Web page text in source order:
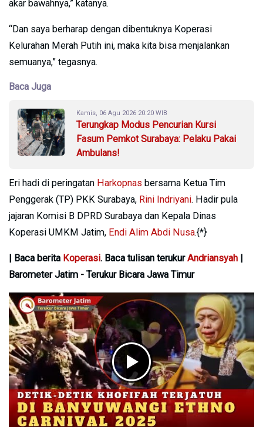
akar bawahnya,” katanya.
“Dan saya berharap dengan dibentuknya Koperasi
Kelurahan Merah Putih ini, maka kita bisa menjalankan
semuanya,” tegasnya.
Baca Juga
Kamis, 06 Agu 2026 20:20 WIB
Terungkap Modus Pencurian Kursi
Fasum Pemkot Surabaya: Pelaku Pakai
Ambulans!
Eri hadi di peringatan Harkopnas bersama Ketua Tim
Penggerak (TP) PKK Surabaya, Rini Indriyani. Hadir pula
jajaran Komisi B DPRD Surabaya dan Kepala Dinas
Koperasi UMKM Jatim, Endi Alim Abdi Nusa.{*}
| Baca berita Koperasi. Baca tulisan terukurAndriansyah |
Barometer Jatim - Terukur Bicara Jawa Timur